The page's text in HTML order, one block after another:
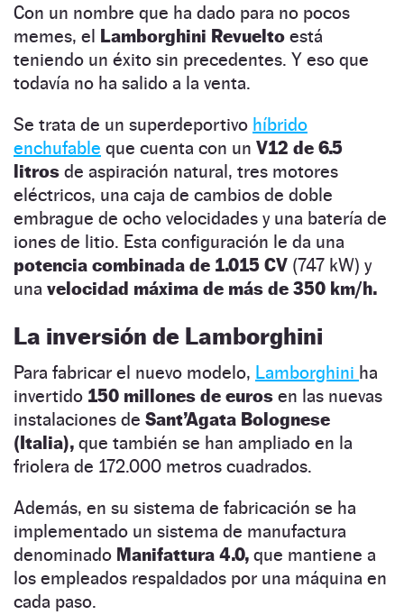
Con un nombre que ha dado para no pocos
memes, el Lamborghini Revuelto está
teniendo un éxito sin precedentes. Y eso que
todavía no ha salido a la venta.
Se trata de un superdeportivo híbrido
enchufable que cuenta con un V12 de 6.5
litros de aspiración natural, tres motores
eléctricos, una caja de cambios de doble
embrague de ocho velocidades y una batería de
iones de litio. Esta configuración le da una
potencia combinada de 1.015 CV (747 kW) y
una velocidad máxima de más de 350 km/h.
La inversión de Lamborghini
Para fabricar el nuevo modelo, Lamborghini ha
invertido 150 millones de euros en las nuevas
instalaciones de Sant’Agata Bolognese
(Italia), que también se han ampliado en la
friolera de 172.000 metros cuadrados.
Además, en su sistema de fabricación se ha
implementado un sistema de manufactura
denominado Manifattura 4.0, que mantiene a
los empleados respaldados por una máquina en
cada paso.